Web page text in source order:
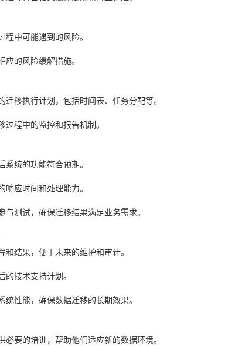
程中可能遇到的风险。
应的风险缓解措施。
迁移执行计划，包括时间表、任务分配等。
过程中的监控和报告机制。
系统的功能符合预期。
响应时间和处理能力。
与测试，确保迁移结果满足业务需求。
和结果，便于未来的维护和审计。
的技术支持计划。
统性能，确保数据迁移的长期效果。
必要的培训，帮助他们适应新的数据环境。